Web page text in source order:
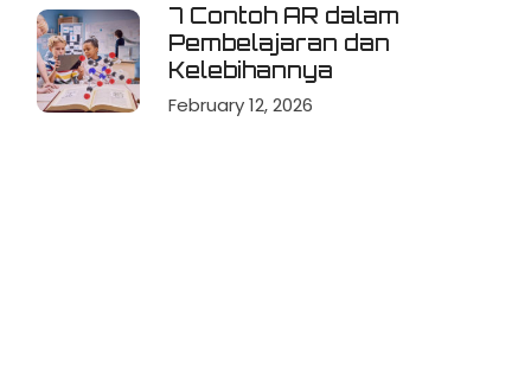
7 Contoh AR dalam
Pembelajaran dan
Kelebihannya
February 12, 2026